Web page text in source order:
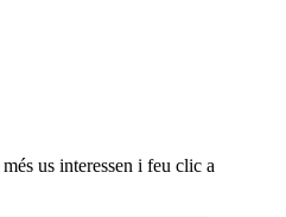
us interessen i feu clic a